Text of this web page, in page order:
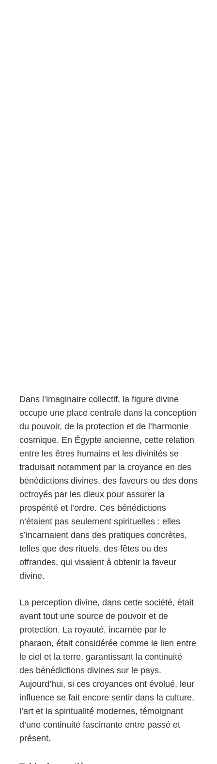
Dans l’imaginaire collectif, la figure divine
occupe une place centrale dans la conception
du pouvoir, de la protection et de l’harmonie
cosmique. En Égypte ancienne, cette relation
entre les êtres humains et les divinités se
traduisait notamment par la croyance en des
bénédictions divines, des faveurs ou des dons
octroyés par les dieux pour assurer la
prospérité et l’ordre. Ces bénédictions
n’étaient pas seulement spirituelles : elles
s’incarnaient dans des pratiques concrètes,
telles que des rituels, des fêtes ou des
offrandes, qui visaient à obtenir la faveur
divine.
La perception divine, dans cette société, était
avant tout une source de pouvoir et de
protection. La royauté, incarnée par le
pharaon, était considérée comme le lien entre
le ciel et la terre, garantissant la continuité
des bénédictions divines sur le pays.
Aujourd’hui, si ces croyances ont évolué, leur
influence se fait encore sentir dans la culture,
l’art et la spiritualité modernes, témoignant
d’une continuité fascinante entre passé et
présent.